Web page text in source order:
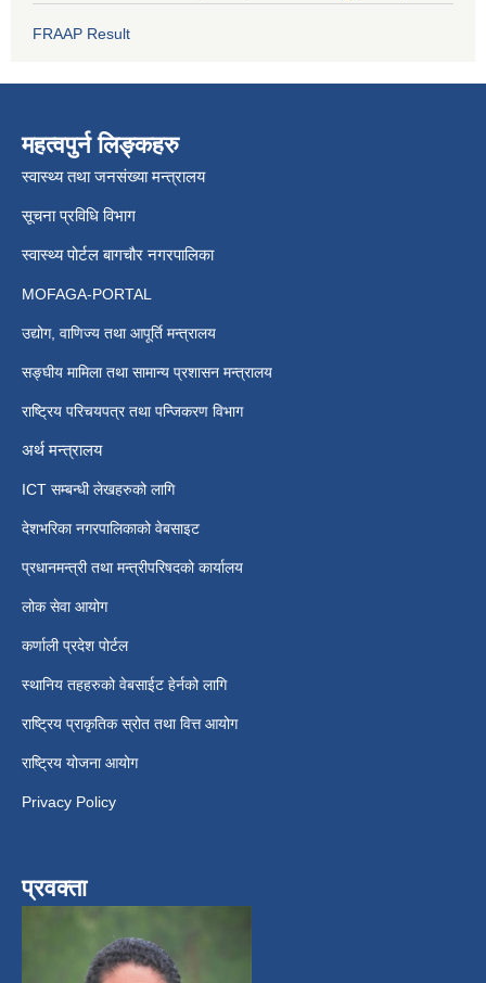
FRAAP Result
महत्वपुर्न लिङ्कहरु
स्वास्थ्य तथा जनसंख्या मन्त्रालय
सूचना प्रविधि विभाग
स्वास्थ्य पोर्टल बागचौर नगरपालिका
MOFAGA-PORTAL
उद्योग, वाणिज्य तथा आपूर्ति मन्त्रालय
सङ्घीय मामिला तथा सामान्य प्रशासन मन्त्रालय
राष्ट्रिय परिचयपत्र तथा पन्जिकरण विभाग
अर्थ मन्त्रालय
ICT सम्बन्धी लेखहरुको लागि
देशभरिका नगरपालिकाको वेबसाइट
प्रधानमन्त्री तथा मन्त्रीपरिषदको कार्यालय
लोक सेवा आयोग
कर्णाली प्रदेश पोर्टल
स्थानिय तहहरुको वेबसाईट हेर्नको लागि
राष्ट्रिय प्राकृतिक स्रोत तथा वित्त आयोग
राष्ट्रिय योजना आयोग
Privacy Policy
प्रवक्ता